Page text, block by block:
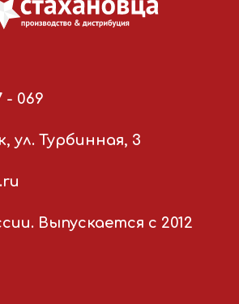
- 069
ул. Турбинная, 3
Выпускается с 2012